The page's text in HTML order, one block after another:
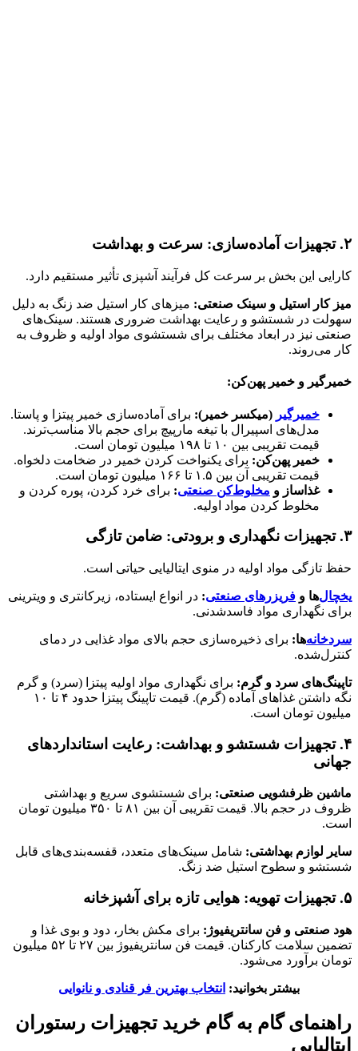
۲. تجهیزات آماده‌سازی: سرعت و بهداشت
کارایی این بخش بر سرعت کل فرآیند آشپزی تأثیر مستقیم دارد.
میز کار استیل و سینک صنعتی: میزهای کار استیل ضد زنگ به دلیل
سهولت در شستشو و رعایت بهداشت ضروری هستند. سینک‌های
صنعتی نیز در ابعاد مختلف برای شستشوی مواد اولیه و ظروف به
کار می‌روند.
خمیرگیر و خمیر پهن‌کن:
خمیرگیر (میکسر خمیر): برای آماده‌سازی خمیر پیتزا و پاستا.
مدل‌های اسپیرال با تیغه مارپیچ برای حجم بالا مناسب‌ترند.
قیمت تقریبی بین ۱۰ تا ۱۹۸ میلیون تومان است.
خمیر پهن‌کن: برای یکنواخت کردن خمیر در ضخامت دلخواه.
قیمت تقریبی آن بین ۱.۵ تا ۱۶۶ میلیون تومان است.
غذاساز و مخلوط‌کن صنعتی: برای خرد کردن، پوره کردن و
مخلوط کردن مواد اولیه.
۳. تجهیزات نگهداری و برودتی: ضامن تازگی
حفظ تازگی مواد اولیه در منوی ایتالیایی حیاتی است.
یخچال‌ها و فریزرهای صنعتی: در انواع ایستاده، زیرکانتری و ویترینی
برای نگهداری مواد فاسدشدنی.
سردخانه‌ها: برای ذخیره‌سازی حجم بالای مواد غذایی در دمای
کنترل‌شده.
تاپینگ‌های سرد و گرم: برای نگهداری مواد اولیه پیتزا (سرد) و گرم
نگه داشتن غذاهای آماده (گرم). قیمت تاپینگ پیتزا حدود ۴ تا ۱۰
میلیون تومان است.
۴. تجهیزات شستشو و بهداشت: رعایت استانداردهای
جهانی
ماشین ظرفشویی صنعتی: برای شستشوی سریع و بهداشتی
ظروف در حجم بالا. قیمت تقریبی آن بین ۸۱ تا ۳۵۰ میلیون تومان
است.
سایر لوازم بهداشتی: شامل سینک‌های متعدد، قفسه‌بندی‌های قابل
شستشو و سطوح استیل ضد زنگ.
۵. تجهیزات تهویه: هوایی تازه برای آشپزخانه
هود صنعتی و فن سانتریفیوژ: برای مکش بخار، دود و بوی غذا و
تضمین سلامت کارکنان. قیمت فن سانتریفیوژ بین ۲۷ تا ۵۲ میلیون
تومان برآورد می‌شود.
بیشتر بخوانید: انتخاب بهترین فر قنادی و نانوایی
راهنمای گام به گام خرید تجهیزات رستوران
ایتالیایی